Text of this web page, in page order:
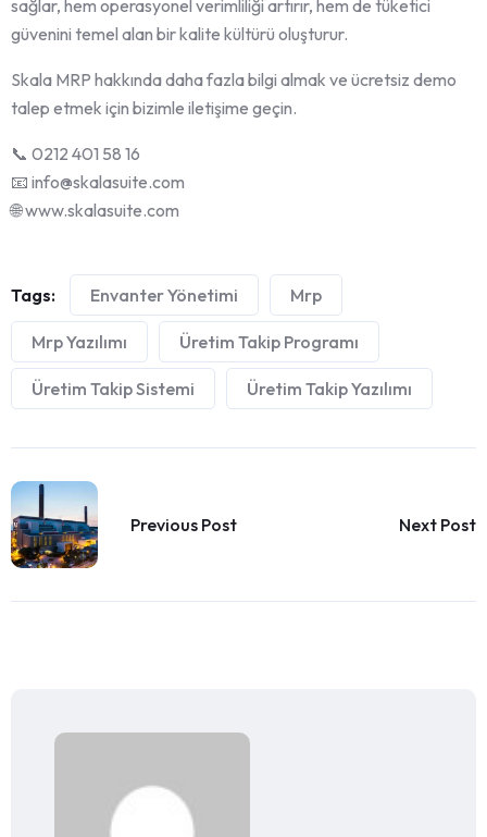
sağlar, hem operasyonel verimliliği artırır, hem de tüketici
güvenini temel alan bir kalite kültürü oluşturur.
Skala MRP hakkında daha fazla bilgi almak ve ücretsiz demo
talep etmek için bizimle iletişime geçin.
📞 0212 401 58 16
📧 info@skalasuite.com
🌐 www.skalasuite.com
Tags: Envanter Yönetimi Mrp
Mrp Yazılımı Üretim Takip Programı
Üretim Takip Sistemi Üretim Takip Yazılımı
Previous Post Next Post